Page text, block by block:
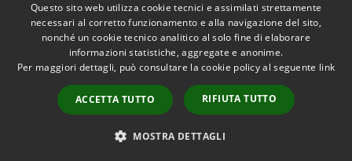
RSS
Accessibilità
Copyright © 2026 • Comune di
Carpenedolo • Powered by
Municipium•
Accesso
redazione
Questo sito web utilizza cookie tecnici e assimilati strettamente
necessari al corretto funzionamento e alla navigazione del sito,
nonché un cookie tecnico analitico al solo fine di elaborare
informazioni statistiche, aggregate e anonime.
Per maggiori dettagli, può consultare la cookie policy al seguente link
ACCETTA TUTTO RIFIUTA TUTTO
MOSTRA DETTAGLI